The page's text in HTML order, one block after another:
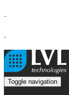
Toggle navigation